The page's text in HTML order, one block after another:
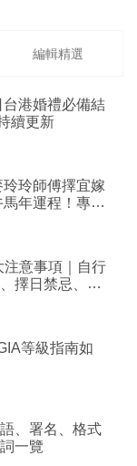
編輯精選
港婚禮必備結
續更新
玲師傅擇宜嫁
年運程！專業
意事項｜自行
擇日禁忌、相
等級指南如
、署名、格式
一覽